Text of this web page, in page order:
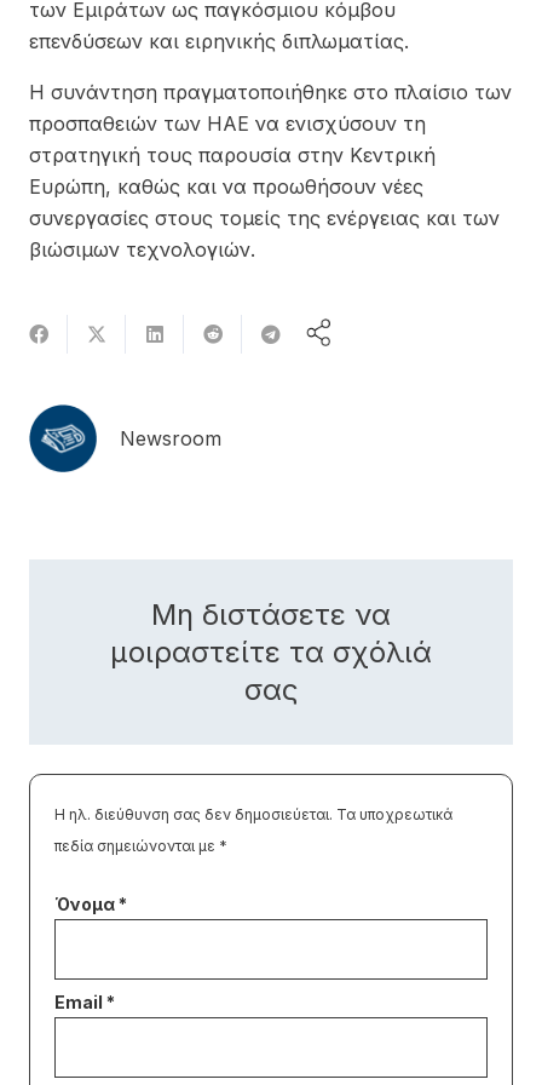
των Εμιράτων ως παγκόσμιου κόμβου
επενδύσεων και ειρηνικής διπλωματίας.
Η συνάντηση πραγματοποιήθηκε στο πλαίσιο των
προσπαθειών των ΗΑΕ να ενισχύσουν τη
στρατηγική τους παρουσία στην Κεντρική
Ευρώπη, καθώς και να προωθήσουν νέες
συνεργασίες στους τομείς της ενέργειας και των
βιώσιμων τεχνολογιών.
Newsroom
Μη διστάσετε να
μοιραστείτε τα σχόλιά
σας
Η ηλ. διεύθυνση σας δεν δημοσιεύεται. Τα υποχρεωτικά
πεδία σημειώνονται με *